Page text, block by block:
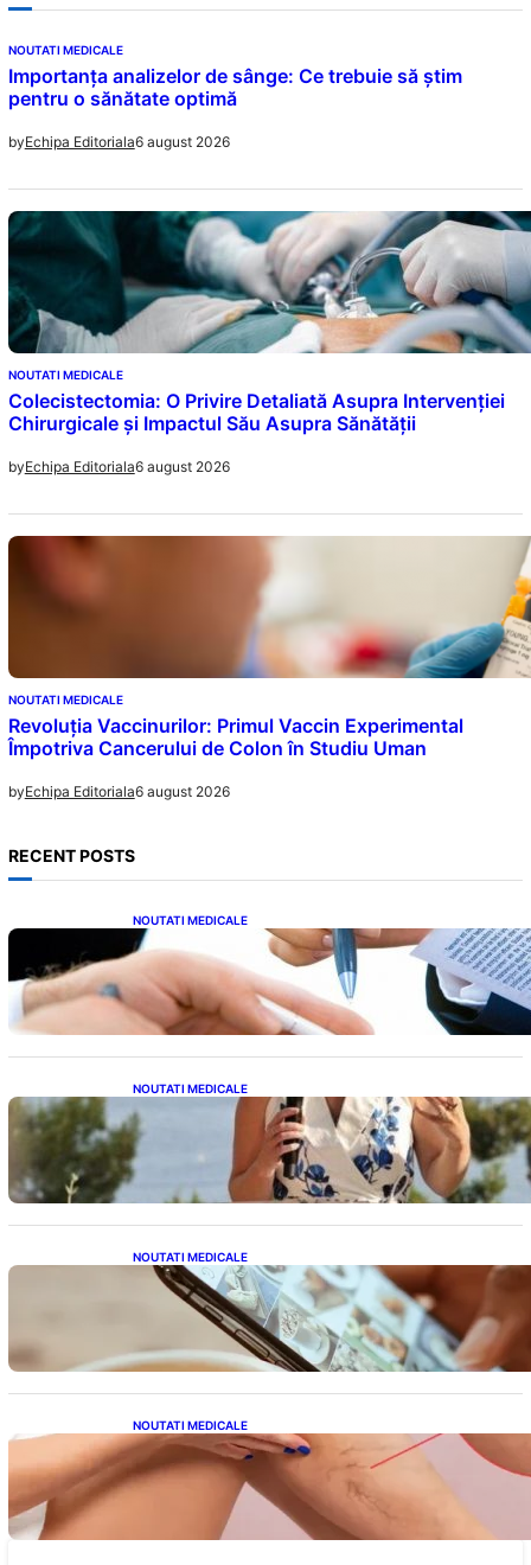
NOUTATI MEDICALE
Importanța analizelor de sânge: Ce trebuie să știm
pentru o sănătate optimă
byEchipa Editoriala6 august 2026
NOUTATI MEDICALE
Colecistectomia: O Privire Detaliată Asupra Intervenției
Chirurgicale și Impactul Său Asupra Sănătății
byEchipa Editoriala6 august 2026
NOUTATI MEDICALE
Revoluția Vaccinurilor: Primul Vaccin Experimental
Împotriva Cancerului de Colon în Studiu Uman
byEchipa Editoriala6 august 2026
RECENT POSTS
NOUTATI MEDICALE
Acordul României cu Banca Mondială: O
Analiză Detaliată a Împrumutului și
Condițiilor Impuse
NOUTATI MEDICALE
Nașterea prințesei Eugenie la Lisabona: O
alegere plină de semnificație pentru familia
regală britanică
NOUTATI MEDICALE
Revoluția Bateriilor pentru Telefoane:
Avantaje, Provocări și Viitorul Tehnologiei
Energetice
NOUTATI MEDICALE
Varicele și Umflarea Picioarelor pe Caniculă:
Înțelegerea Simptomelor și Măsurilor de
Prevenție